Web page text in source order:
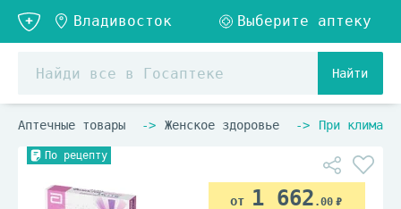
Найти
Аптечные товары Женское здоровье При
По рецепту
1 662 .00